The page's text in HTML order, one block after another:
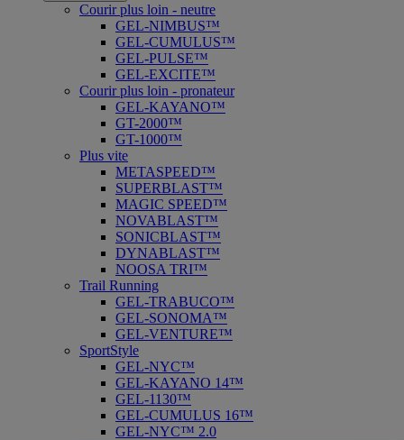
Courir plus loin - neutre
GEL-NIMBUS™
GEL-CUMULUS™
GEL-PULSE™
GEL-EXCITE™
Courir plus loin - pronateur
GEL-KAYANO™
GT-2000™
GT-1000™
Plus vite
METASPEED™
SUPERBLAST™
MAGIC SPEED™
NOVABLAST™
SONICBLAST™
DYNABLAST™
NOOSA TRI™
Trail Running
GEL-TRABUCO™
GEL-SONOMA™
GEL-VENTURE™
SportStyle
GEL-NYC™
GEL-KAYANO 14™
GEL-1130™
GEL-CUMULUS 16™
GEL-NYC™ 2.0